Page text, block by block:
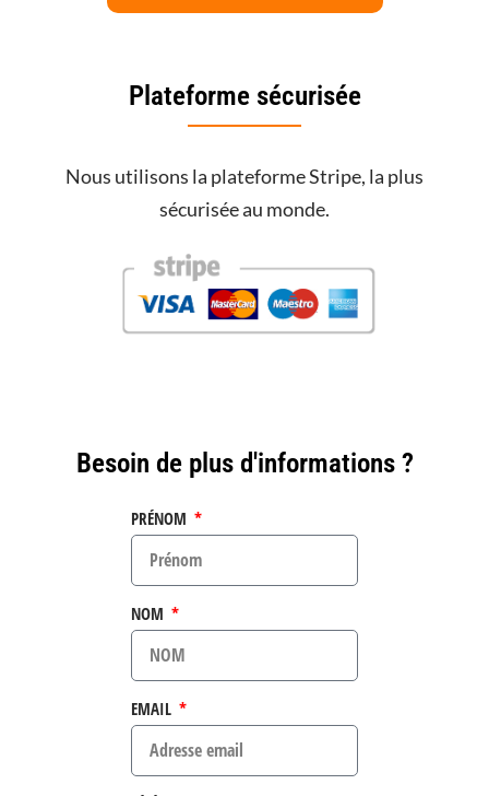
Plateforme sécurisée
Nous utilisons la plateforme Stripe, la plus
sécurisée au monde.
Besoin de plus d'informations ?
PRÉNOM
NOM
EMAIL